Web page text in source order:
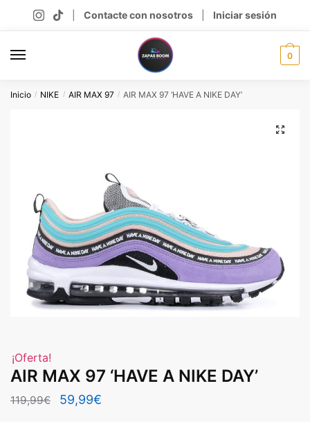
Contacte con nosotros Iniciar sesión
0
Inicio / NIKE / AIR MAX 97 / AIR MAX 97 ‘HAVE A NIKE DAY’
🔍
¡Oferta!
AIR MAX 97 ‘HAVE A NIKE DAY’
119,99€
El
59,99€